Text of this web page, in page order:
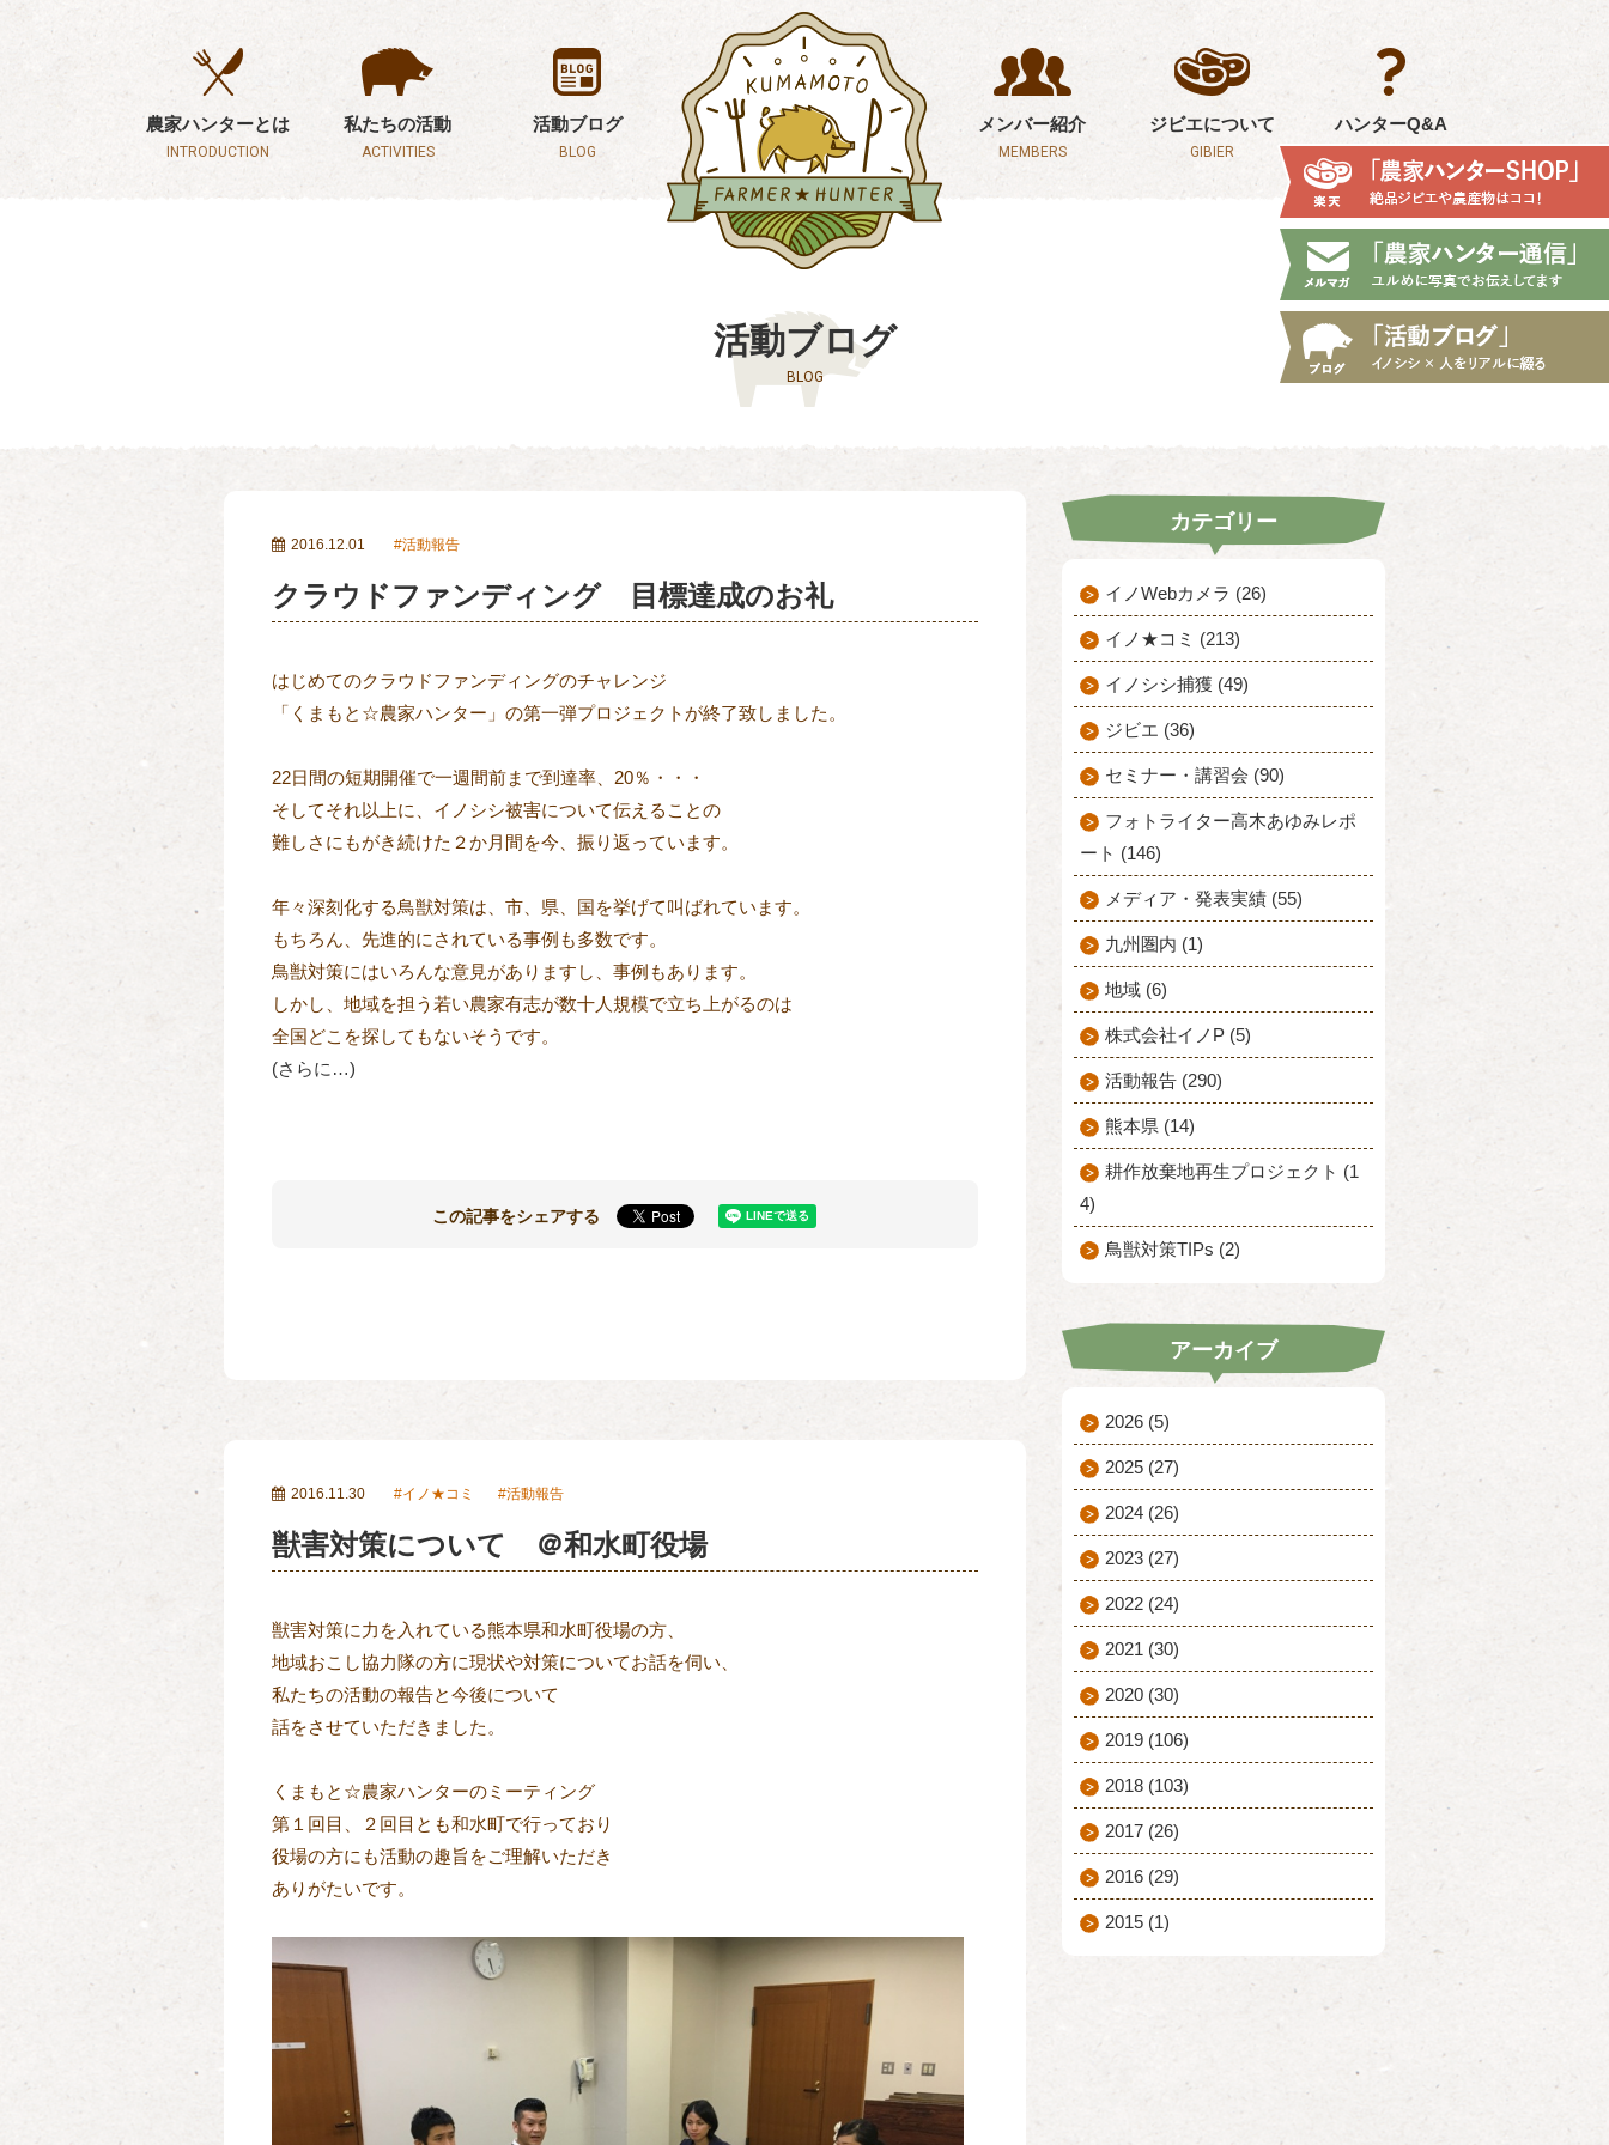
農家ハンターとは
INTRODUCTION
私たちの活動
ACTIVITIES
活動ブログ
BLOG
メンバー紹介
MEMBERS
ジビエについて
GIBIER
ハンターQ&A
活動ブログ
BLOG
2016.12.01 活動報告
クラウドファンディング 目標達成のお礼
はじめてのクラウドファンディングのチャレンジ
「くまもと☆農家ハンター」の第一弾プロジェクトが終了致しました。
22日間の短期開催で一週間前まで到達率、20％・・・
そしてそれ以上に、イノシシ被害について伝えることの
難しさにもがき続けた２か月間を今、振り返っています。
年々深刻化する鳥獣対策は、市、県、国を挙げて叫ばれています。
もちろん、先進的にされている事例も多数です。
鳥獣対策にはいろんな意見がありますし、事例もあります。
しかし、地域を担う若い農家有志が数十人規模で立ち上がるのは
全国どこを探してもないそうです。
(さらに…)
この記事をシェアする
2016.11.30 イノ★コミ 活動報告
獣害対策について ＠和水町役場
獣害対策に力を入れている熊本県和水町役場の方、
地域おこし協力隊の方に現状や対策についてお話を伺い、
私たちの活動の報告と今後について
話をさせていただきました。
くまもと☆農家ハンターのミーティング
第１回目、２回目とも和水町で行っており
役場の方にも活動の趣旨をご理解いただき
ありがたいです。
カテゴリー
イノWebカメラ (26)
イノ★コミ (213)
イノシシ捕獲 (49)
ジビエ (36)
セミナー・講習会 (90)
フォトライター高木あゆみレポ
ート (146)
メディア・発表実績 (55)
九州圏内 (1)
地域 (6)
株式会社イノP (5)
活動報告 (290)
熊本県 (14)
耕作放棄地再生プロジェクト (1
4)
鳥獣対策TIPs (2)
アーカイブ
2026 (5)
2025 (27)
2024 (26)
2023 (27)
2022 (24)
2021 (30)
2020 (30)
2019 (106)
2018 (103)
2017 (26)
2016 (29)
2015 (1)